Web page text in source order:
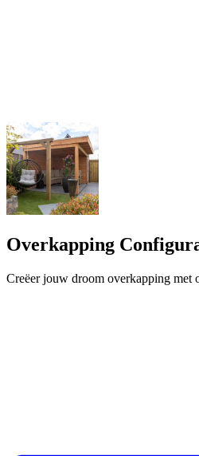
Overkapping
Creëer jouw droom overkapping met